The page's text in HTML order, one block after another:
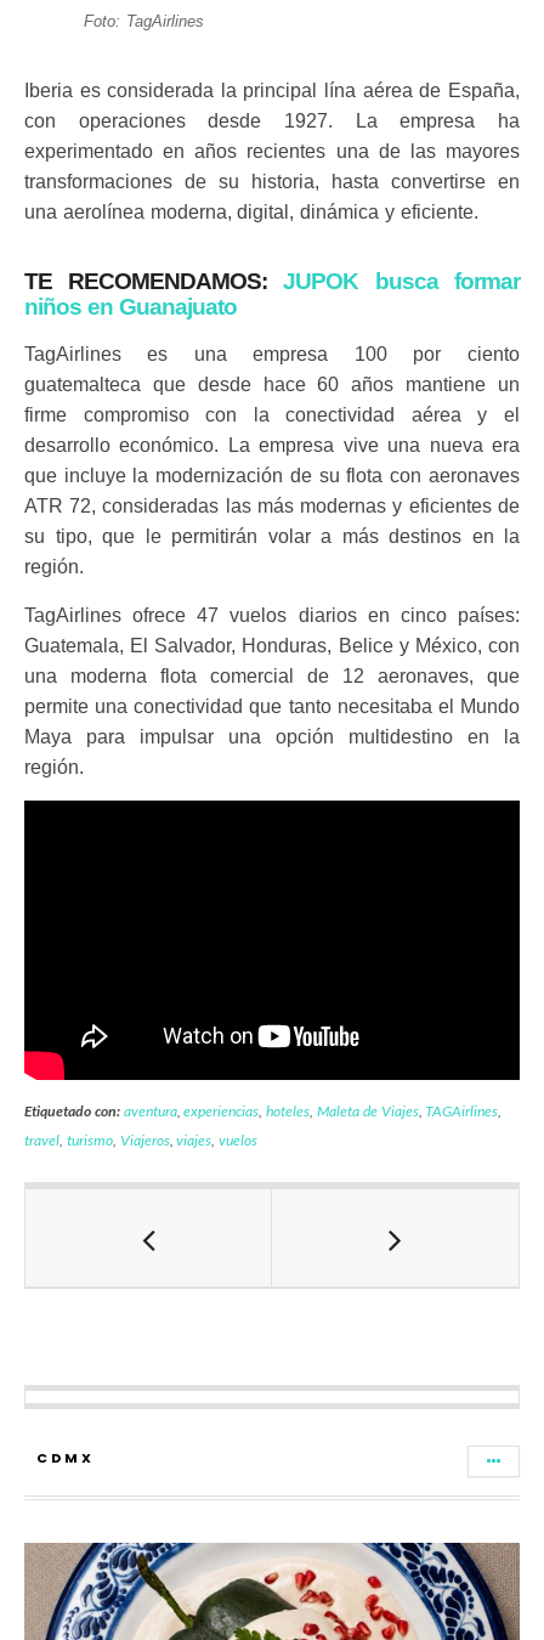
Foto: TagAirlines
Iberia es considerada la principal lína aérea de España,
con operaciones desde 1927. La empresa ha
experimentado en años recientes una de las mayores
transformaciones de su historia, hasta convertirse en
una aerolínea moderna, digital, dinámica y eficiente.
TE RECOMENDAMOS: JUPOK busca formar
niños en Guanajuato
TagAirlines es una empresa 100 por ciento
guatemalteca que desde hace 60 años mantiene un
firme compromiso con la conectividad aérea y el
desarrollo económico. La empresa vive una nueva era
que incluye la modernización de su flota con aeronaves
ATR 72, consideradas las más modernas y eficientes de
su tipo, que le permitirán volar a más destinos en la
región.
TagAirlines ofrece 47 vuelos diarios en cinco países:
Guatemala, El Salvador, Honduras, Belice y México, con
una moderna flota comercial de 12 aeronaves, que
permite una conectividad que tanto necesitaba el Mundo
Maya para impulsar una opción multidestino en la
región.
Etiquetado con: aventura,experiencias,hoteles,Maleta de Viajes,TAGAirlines,
travel, turismo, Viajeros,viajes,vuelos
CDMX